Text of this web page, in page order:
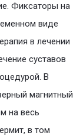
Фиксаторы на
виде
в лечении
суставов
В
магнитный
на весь
в том